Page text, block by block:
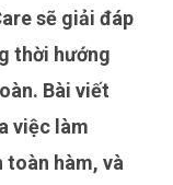
sẽ giải đáp
thời hướng
Bài viết
việc làm
toàn hàm, và